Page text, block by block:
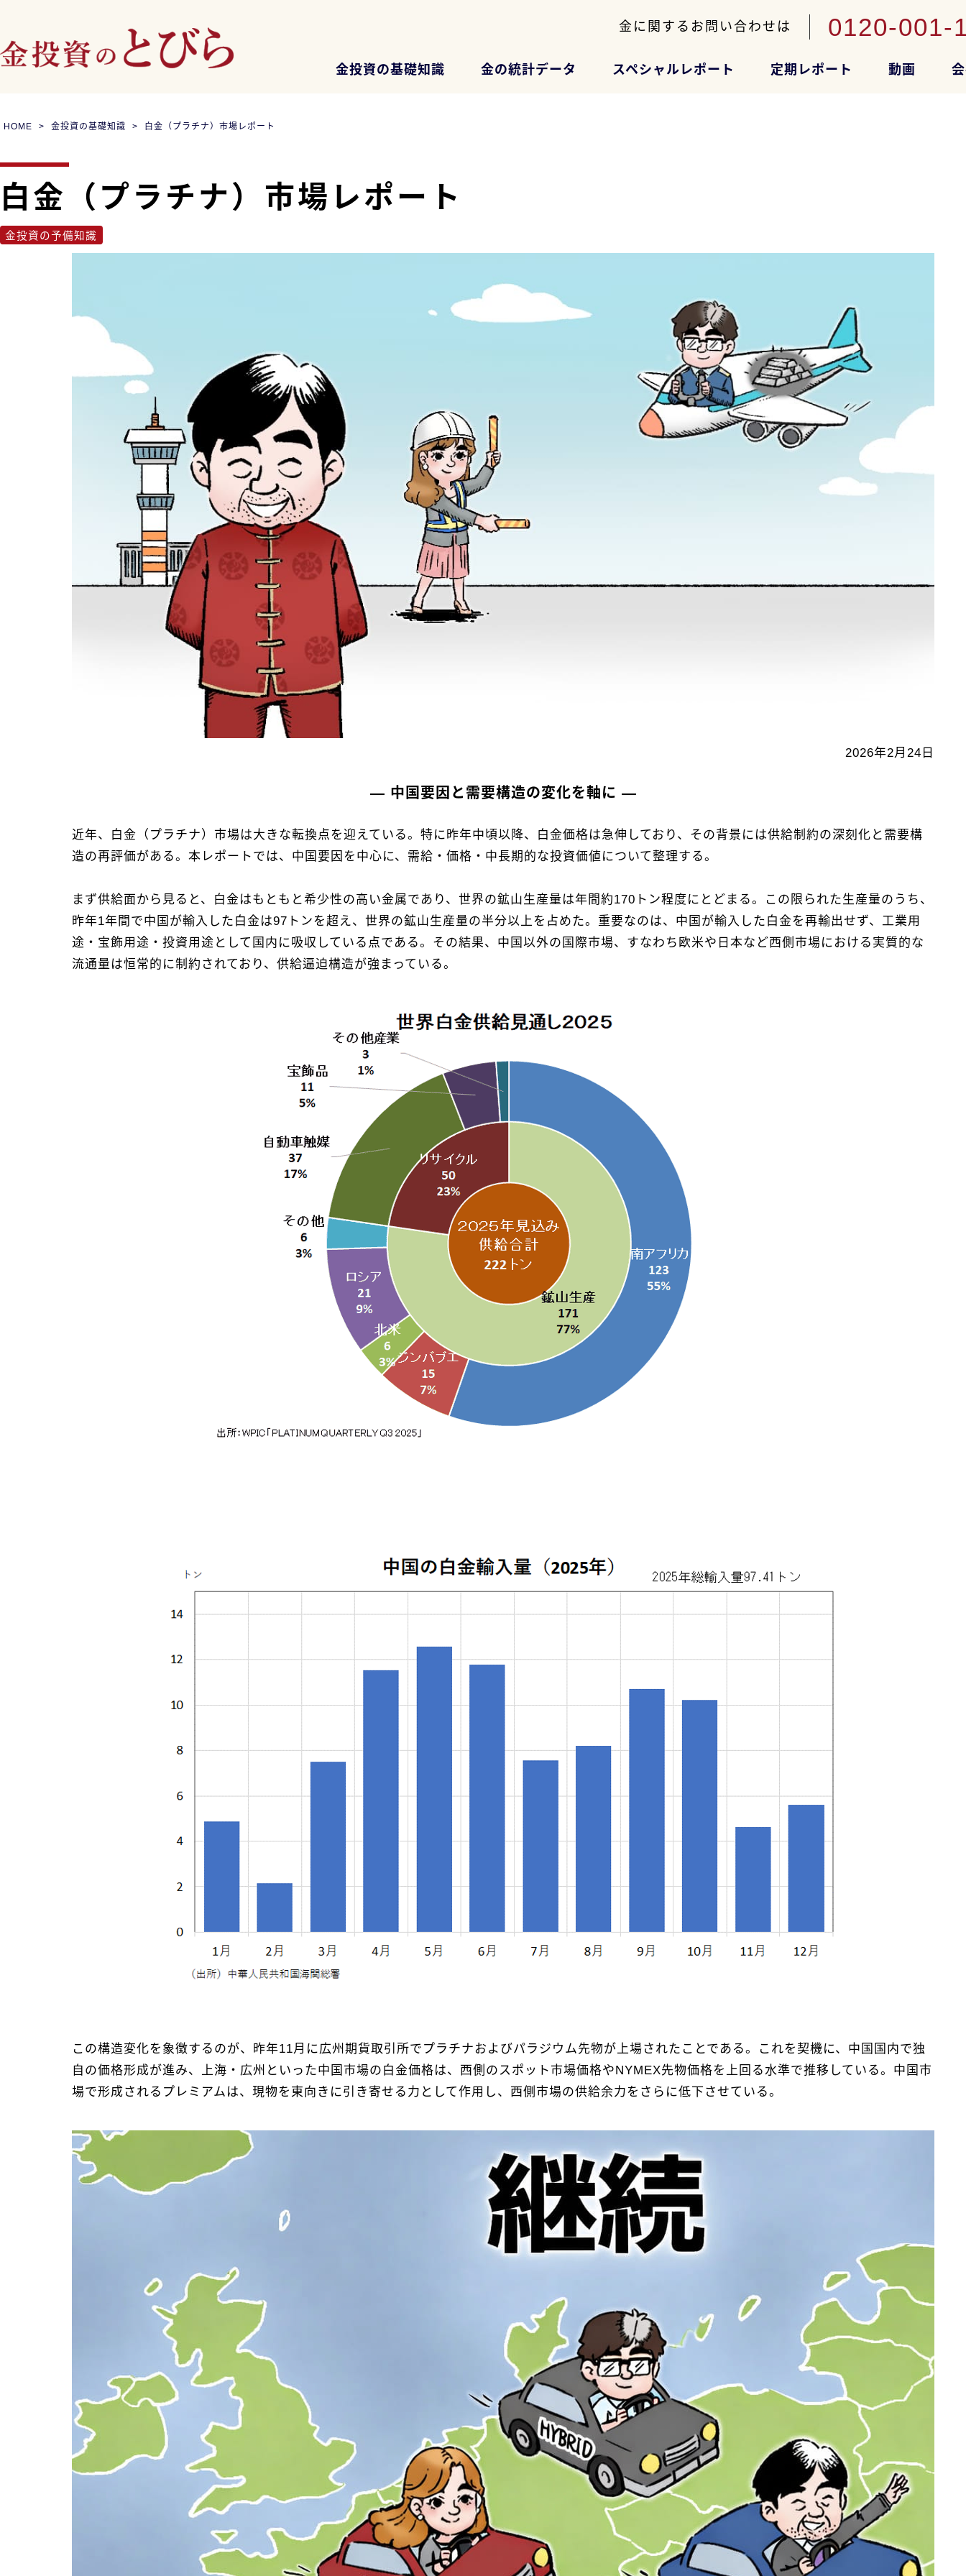
金に関するお問い合わせは 0120-001-
金投資の基礎知識 金の統計データ スペシャルレポート 定期レポート 動画
HOME 金投資の基礎知識 白金（プラチナ）市場レポート
白金（プラチナ）市場レポート
金投資の予備知識
2026年2月24日
― 中国要因と需要構造の変化を軸に ―
近年、白金（プラチナ）市場は大きな転換点を迎えている。特に昨年中頃以降、白金価格は急伸しており、その背景には供給制約の深刻化と需要構
造の再評価がある。本レポートでは、中国要因を中心に、需給・価格・中長期的な投資価値について整理する。
まず供給面から見ると、白金はもともと希少性の高い金属であり、世界の鉱山生産量は年間約170トン程度にとどまる。この限られた生産量のうち、
昨年1年間で中国が輸入した白金は97トンを超え、世界の鉱山生産量の半分以上を占めた。重要なのは、中国が輸入した白金を再輸出せず、工業用
途・宝飾用途・投資用途として国内に吸収している点である。その結果、中国以外の国際市場、すなわち欧米や日本など西側市場における実質的な
流通量は恒常的に制約されており、供給逼迫構造が強まっている。
この構造変化を象徴するのが、昨年11月に広州期貨取引所でプラチナおよびパラジウム先物が上場されたことである。これを契機に、中国国内で独
自の価格形成が進み、上海・広州といった中国市場の白金価格は、西側のスポット市場価格やNYMEX先物価格を上回る水準で推移している。中国市
場で形成されるプレミアムは、現物を東向きに引き寄せる力として作用し、西側市場の供給余力をさらに低下させている。